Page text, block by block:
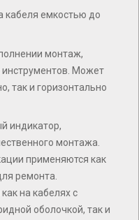
кабеля емкостью до
монтаж,
инструментов. Может
так и горизонтально
индикатор,
монтажа.
применяются как
ремонта.
на кабелях с
оболочкой, так и